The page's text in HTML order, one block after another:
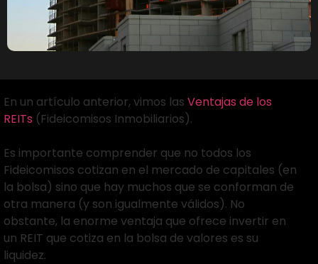
En un artículo anterior, vimos las Ventajas de los
REITs (Fideicomisos Inmobiliarios).
Es importante comprender que no todos los
Fideicomisos cotizan en el mercado de capitales (en
la bolsa) sino que hay muchos que se conforman de
otra manera (y son igualmente válidos). No
obstante, la enorme ventaja que ofrece invertir en
un REIT que cotiza en la bolsa de valores es su
liquidez.